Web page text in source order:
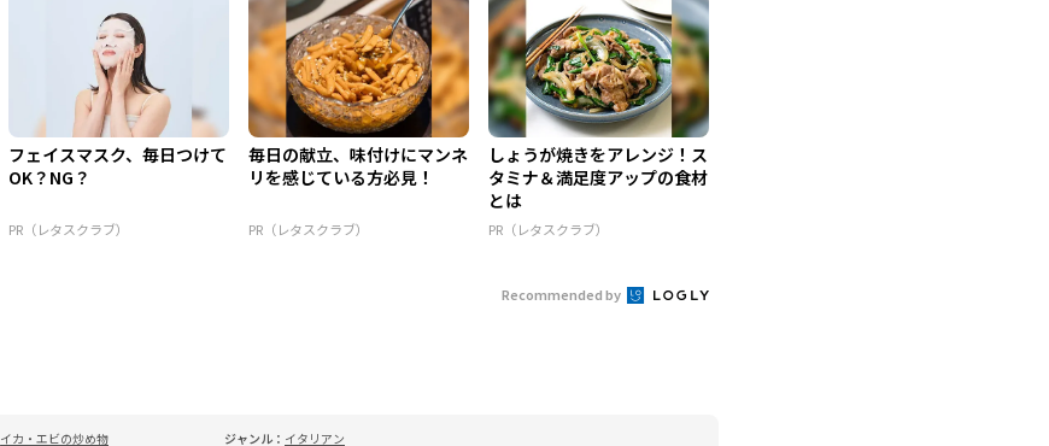
フェイスマスク、毎日つけて
OK？NG？
PR（レタスクラブ）
毎日の献立、味付けにマンネ
リを感じている方必見！
PR（レタスクラブ）
しょうが焼きをアレンジ！ス
タミナ＆満足度アップの食材
とは
PR（レタスクラブ）
Recommended by
イカ・エビの炒め物 ジャンル： イタリアン